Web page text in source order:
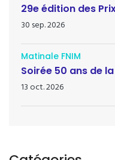
29e édition des
30 sep. 2026
Matinale FNIM
Soirée 50 ans de la
13 oct. 2026